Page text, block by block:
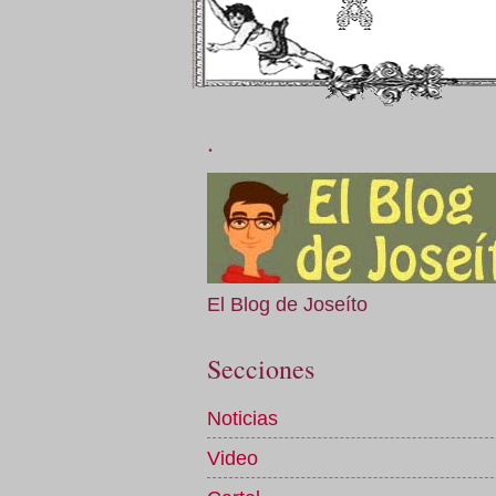
.
El Blog de Joseíto
Secciones
Noticias
Video